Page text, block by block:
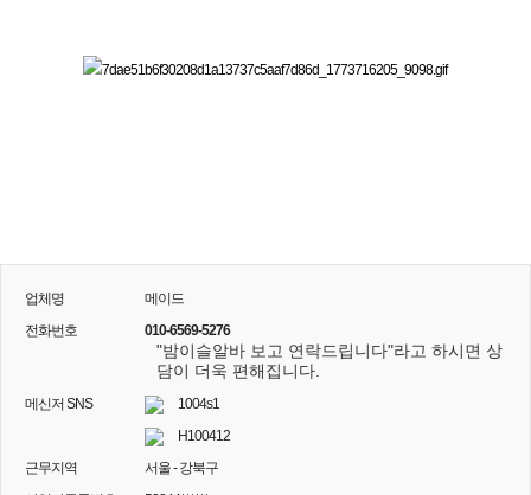
업체명
메이드
전화번호
010-6569-5276
"밤이슬알바 보고 연락드립니다"라고 하시면 상
담이 더욱 편해집니다.
메신저 SNS
1004s1
H100412
근무지역
서울 - 강북구